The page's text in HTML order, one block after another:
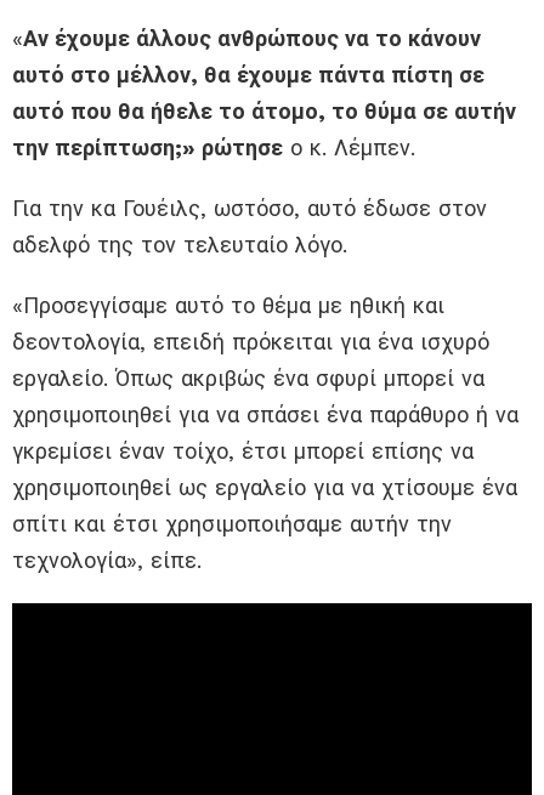
«Αν έχουμε άλλους ανθρώπους να το κάνουν
αυτό στο μέλλον, θα έχουμε πάντα πίστη σε
αυτό που θα ήθελε το άτομο, το θύμα σε αυτήν
την περίπτωση;» ρώτησε ο κ. Λέμπεν.
Για την κα Γουέιλς, ωστόσο, αυτό έδωσε στον
αδελφό της τον τελευταίο λόγο.
«Προσεγγίσαμε αυτό το θέμα με ηθική και
δεοντολογία, επειδή πρόκειται για ένα ισχυρό
εργαλείο. Όπως ακριβώς ένα σφυρί μπορεί να
χρησιμοποιηθεί για να σπάσει ένα παράθυρο ή να
γκρεμίσει έναν τοίχο, έτσι μπορεί επίσης να
χρησιμοποιηθεί ως εργαλείο για να χτίσουμε ένα
σπίτι και έτσι χρησιμοποιήσαμε αυτήν την
τεχνολογία», είπε.